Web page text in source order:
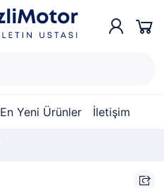
En Yeni Ürünler İletişim